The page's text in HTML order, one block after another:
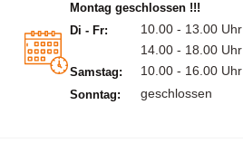
Montag geschlossen !!!
Di - Fr:
10.00 - 13.00 Uhr
14.00 - 18.00 Uhr
Samstag: 10.00 - 16.00 Uhr
Sonntag: geschlossen